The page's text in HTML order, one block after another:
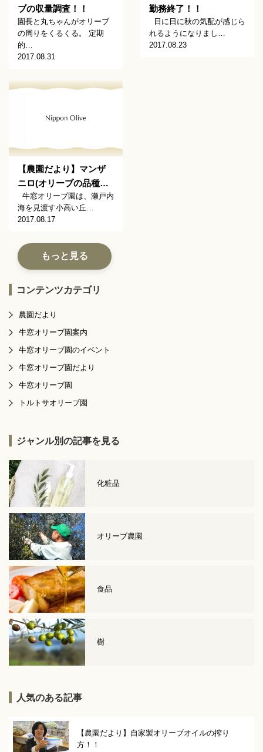
ブの収量調査！！
園長と丸ちゃんがオリーブ
の周りをくるくる。 定期
的…
2017.08.31
勤務終了！！
日に日に秋の気配が感じら
れるようになりまし…
2017.08.23
【農園だより】マンザ
ニロ(オリーブの品種…
牛窓オリーブ園は、瀬戸内
海を見渡す小高い丘…
2017.08.17
もっと見る
コンテンツカテゴリ
農園だより
牛窓オリーブ園案内
牛窓オリーブ園のイベント
牛窓オリーブ園だより
牛窓オリーブ園
トルトサオリーブ園
ジャンル別の記事を見る
化粧品
オリーブ農園
食品
樹
人気のある記事
【農園だより】自家製オリーブオイルの搾り
方！！